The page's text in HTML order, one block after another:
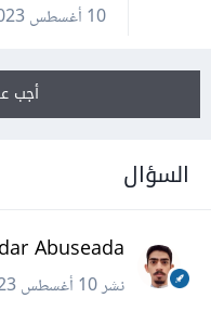
10 أغسطس 2023
أجب
السؤال
Abuseada
نشر10 أغسطس 2023